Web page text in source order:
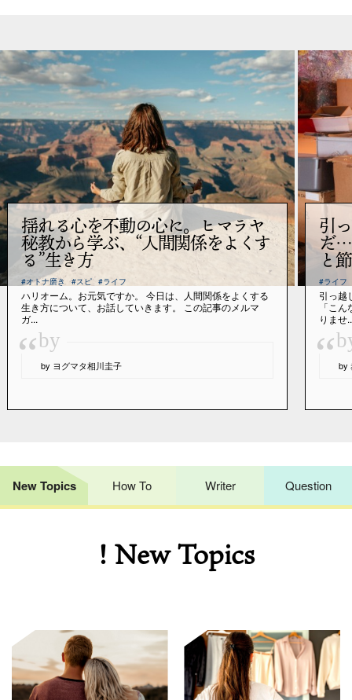
揺れる心を不動の心に。ヒマラヤ
秘教から学ぶ、“人間関係をよくす
る”生き方
#オトナ磨き #スピ #ライフ
ハリオーム。お元気ですか。 今日は、人間関係をよくする
生き方について、お話していきます。 この記事のメルマ
ガ...
“by
by ヨグマタ相川圭子
引
だ…
と
#ライフ
引っ越
「こ
りませ
“ by
New Topics How To Writer Question
! New Topics